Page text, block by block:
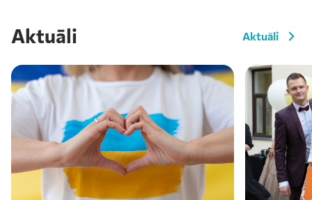
Aktuāli Aktuāli